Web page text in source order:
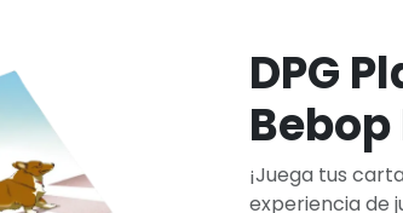
DPG
¡Juega tus
experiencia de